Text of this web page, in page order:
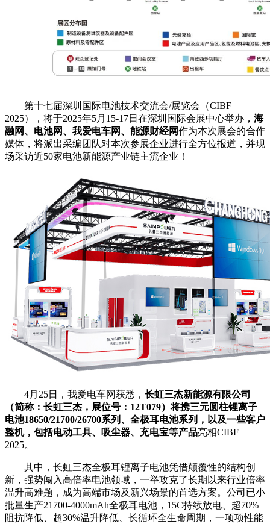
第十七届深圳国际电池技术交流会/展览会（CIBF
2025），将于2025年5月15-17日在深圳国际会展中心举办， 海
融网、电池网、我爱电车网、能源财经网作为本次展会的合作
媒体，将派出采编团队对本次参展企业进行全方位报道，并现
场采访近50家电池新能源产业链主流企业！
4月25日，我爱电车网获悉， 长虹三杰新能源有限公司
（简称：长虹三杰，展位号：12T079）将携三元圆柱锂离子
电池18650/21700/26700系列、全极耳电池系列，以及一些客户
整机，包括电动工具、吸尘器、充电宝等产品亮相CIBF
2025。
其中，长虹三杰全极耳锂离子电池凭借颠覆性的结构创
新，强势闯入高倍率电池领域，一举攻克了长期以来行业倍率
温升高难题，成为高端市场及新兴场景的首选方案。公司已小
批量生产21700-4000mAh全极耳电池，15C持续放电、超70%
阻抗降低、超30%温升降低、长循环全生命周期，一项项性能